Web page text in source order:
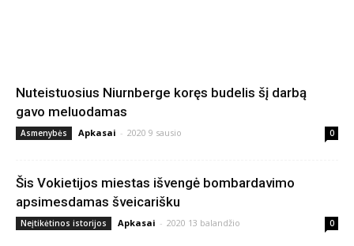
Nuteistuosius Niurnberge koręs budelis šį darbą
gavo meluodamas
Asmenybės Apkasai - 2020 9 sausio 0
Šis Vokietijos miestas išvengė bombardavimo
apsimesdamas šveicarišku
Neįtikėtinos istorijos Apkasai - 2020 13 balandžio 0